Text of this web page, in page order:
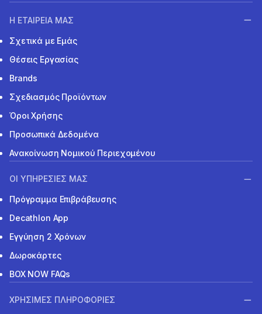
Η ΕΤΑΙΡΕΙΑ ΜΑΣ
Σχετικά με Εμάς
Θέσεις Εργασίας
Brands
Σχεδιασμός Προϊόντων
Όροι Χρήσης
Προσωπικά Δεδομένα
Ανακοίνωση Νομικού Περιεχομένου
ΟΙ ΥΠΗΡΕΣΙΕΣ ΜΑΣ
Πρόγραμμα Επιβράβευσης
Decathlon App
Εγγύηση 2 Χρόνων
Δωροκάρτες
BOX NOW FAQs
ΧΡΗΣΙΜΕΣ ΠΛΗΡΟΦΟΡΙΕΣ